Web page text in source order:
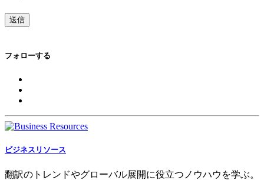
フォローする
ビジネスリソース
翻訳のトレンドやグローバル展開に役立つノウハウを学ぶ。